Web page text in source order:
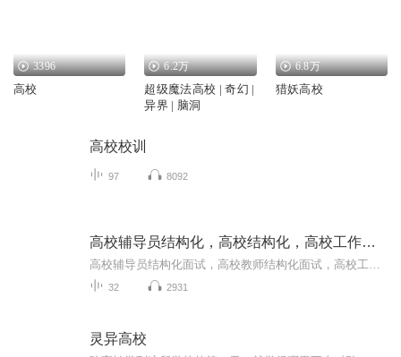
3396
高校
6.2万
超级魔法高校 | 奇幻 |
异界 | 脑洞
6.8万
猎妖高校
高校校训
97 8092
高校辅导员结构化，高校结构化，高校工作人员结构化
32 2931
灵异高校